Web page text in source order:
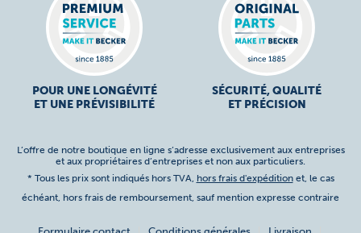
POUR UNE LONGÉVITÉ
ET UNE PRÉVISIBILITÉ
SÉCURITÉ, QUALITÉ
ET PRÉCISION
L’offre de notre boutique en ligne s’adresse exclusivement aux entreprises
et aux propriétaires d’entreprises et non aux particuliers.
* Tous les prix sont indiqués hors TVA, hors frais d'expéditionet, le cas
échéant, hors frais de remboursement, sauf mention expresse contraire